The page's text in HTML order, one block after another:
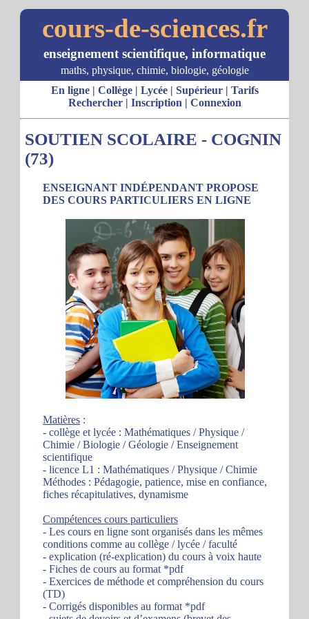
cours-de-sciences.fr
enseignement scientifique, informatique
maths, physique, chimie, biologie, géologie
En ligne| Collège| Lycée| Supérieur| Tarifs
Rechercher| Inscription | Connexion
SOUTIEN SCOLAIRE - COGNIN
(73)
ENSEIGNANT INDÉPENDANT PROPOSE
DES COURS PARTICULIERS EN LIGNE
Matières :
- collège et lycée : Mathématiques / Physique /
Chimie / Biologie / Géologie / Enseignement
scientifique
- licence L1 : Mathématiques / Physique / Chimie
Méthodes : Pédagogie, patience, mise en confiance,
fiches récapitulatives, dynamisme
Compétences cours particuliers
- Les cours en ligne sont organisés dans les mêmes
conditions comme au collège / lycée / faculté
- explication (ré-explication) du cours à voix haute
- Fiches de cours au format *pdf
- Exercices de méthode et compréhension du cours
(TD)
- Corrigés disponibles au format *pdf